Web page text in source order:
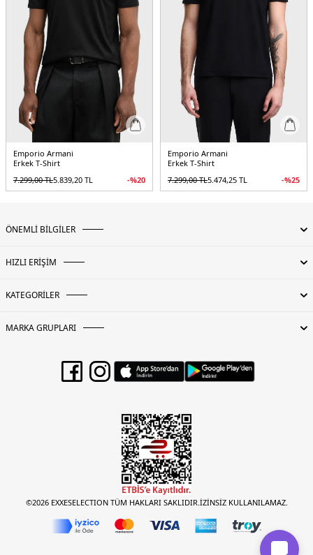
Emporio Armani
Erkek T-Shirt
7.299,00TL5.839,20 TL -%20
Emporio Armani
Erkek T-Shirt
7.299,00TL5.474,25 TL -%25
ÖNEMLİ BİLGİLER
HIZLI ERİŞİM
KATEGORİLER
MARKA GRUPLARI
©2026 EXXESELECTION TÜM HAKLARI SAKLIDIR.İZİNSİZ KULLANILAMAZ.